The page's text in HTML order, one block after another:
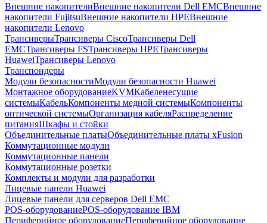
Внешние накопителиВнешние накопители Dell EMCВнешние
накопители FujitsuВнешние накопители HPEВнешние
накопители Lenovo
ТрансиверыТрансиверы CiscoТрансиверы Dell
EMCТрансиверы FSТрансиверы HPEТрансиверы
HuaweiТрансиверы Lenovo
Транспондеры
Модули безопасностиМодули безопасности Huawei
Монтажное оборудованиеKVMКабеленесущие
системыКабельКомпоненты медной системыКомпоненты
оптической системыОрганизация кабеляРаспределение
питанияШкафы и стойки
Объединительные платыОбъединительные платы xFusion
Коммутационные модули
Коммутационные панели
Коммутационные розетки
Комплекты и модули для разработки
Лицевые панели Huawei
Лицевые панели для серверов Dell EMC
POS-оборудованиеPOS-оборудование IBM
Периферийное оборудованиеПериферийное оборудование